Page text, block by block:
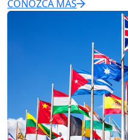
CONOZCA MÁS